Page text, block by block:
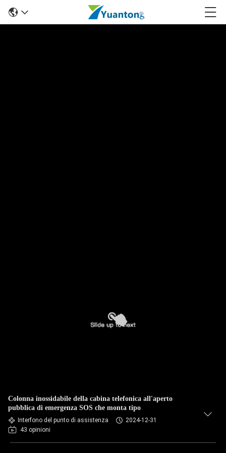
Colonna inossidabile della cabina telefonica all'aperto
pubblica di emergenza SOS che monta tipo
Interfono del punto di assistenza
2024-12-31
43 opinioni